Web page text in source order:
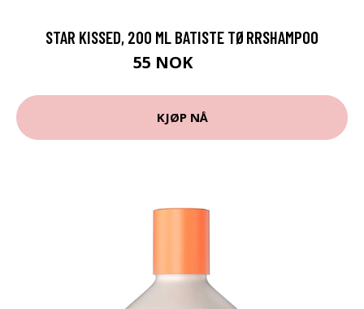
STAR KISSED, 200 ML BATISTE TØRRSHAMPOO
55 NOK
KJØP NÅ